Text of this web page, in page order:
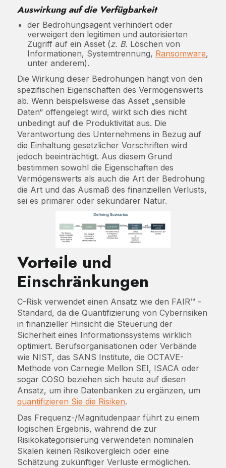
Auswirkung auf die Verfügbarkeit
der Bedrohungsagent verhindert oder
verweigert den legitimen und autorisierten
Zugriff auf ein Asset (z. B. Löschen von
Informationen, Systemtrennung, Ransomware,
unter anderem).
Die Wirkung dieser Bedrohungen hängt von den
spezifischen Eigenschaften des Vermögenswerts
ab. Wenn beispielsweise das Asset „sensible
Daten“ offengelegt wird, wirkt sich dies nicht
unbedingt auf die Produktivität aus. Die
Verantwortung des Unternehmens in Bezug auf
die Einhaltung gesetzlicher Vorschriften wird
jedoch beeinträchtigt. Aus diesem Grund
bestimmen sowohl die Eigenschaften des
Vermögenswerts als auch die Art der Bedrohung
die Art und das Ausmaß des finanziellen Verlusts,
sei es primärer oder sekundärer Natur.
Vorteile und
Einschränkungen
C-Risk verwendet einen Ansatz wie den FAIR™ -
Standard, da die Quantifizierung von Cyberrisiken
in finanzieller Hinsicht die Steuerung der
Sicherheit eines Informationssystems wirklich
optimiert. Berufsorganisationen oder Verbände
wie NIST, das SANS Institute, die OCTAVE-
Methode von Carnegie Mellon SEI, ISACA oder
sogar COSO beziehen sich heute auf diesen
Ansatz, um ihre Datenbanken zu ergänzen, um
quantifizieren Sie die Risiken.
Das Frequenz-/Magnitudenpaar führt zu einem
logischen Ergebnis, während die zur
Risikokategorisierung verwendeten nominalen
Skalen keinen Risikovergleich oder eine
Schätzung zukünftiger Verluste ermöglichen.